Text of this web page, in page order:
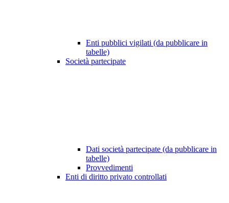
Enti pubblici vigilati (da pubblicare in
tabelle)
Società partecipate
Dati società partecipate (da pubblicare in
tabelle)
Provvedimenti
Enti di diritto privato controllati